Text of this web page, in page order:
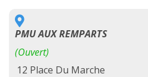
PMU AUX REMPARTS
(Ouvert)
12 Place Du Marche